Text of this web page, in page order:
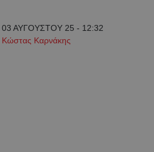
03 ΑΥΓΟΥΣΤΟΥ 25 - 12:32
Κώστας Καρνάκης